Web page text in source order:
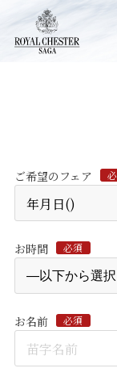
ご希望のフェア
お時間 必須
お名前 必須